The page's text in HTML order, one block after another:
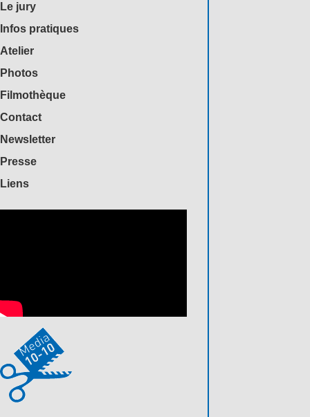
Le jury
Infos pratiques
Atelier
Photos
Filmothèque
Contact
Newsletter
Presse
Liens